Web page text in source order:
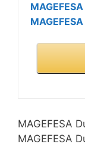
MAGEFESA
MAGEFESA